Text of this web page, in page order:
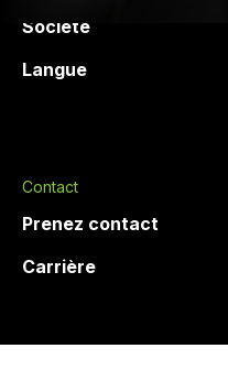
Société
Langue
Contact
Prenez contact
Carrière